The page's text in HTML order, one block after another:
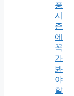
풍
시
즌
에
꼭
가
봐
야
할